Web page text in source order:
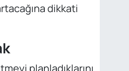
dikkati
planladıklarını